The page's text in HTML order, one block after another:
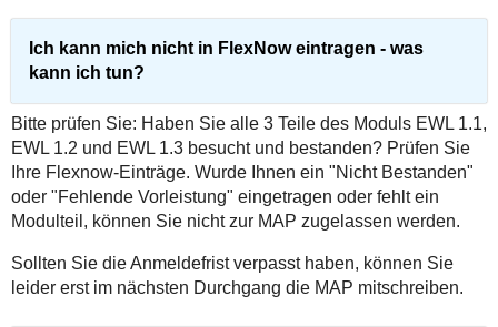
Ich kann mich nicht in FlexNow eintragen - was
kann ich tun?
Bitte prüfen Sie: Haben Sie alle 3 Teile des Moduls EWL 1.1,
EWL 1.2 und EWL 1.3 besucht und bestanden? Prüfen Sie
Ihre Flexnow-Einträge. Wurde Ihnen ein "Nicht Bestanden"
oder "Fehlende Vorleistung" eingetragen oder fehlt ein
Modulteil, können Sie nicht zur MAP zugelassen werden.
Sollten Sie die Anmeldefrist verpasst haben, können Sie
leider erst im nächsten Durchgang die MAP mitschreiben.